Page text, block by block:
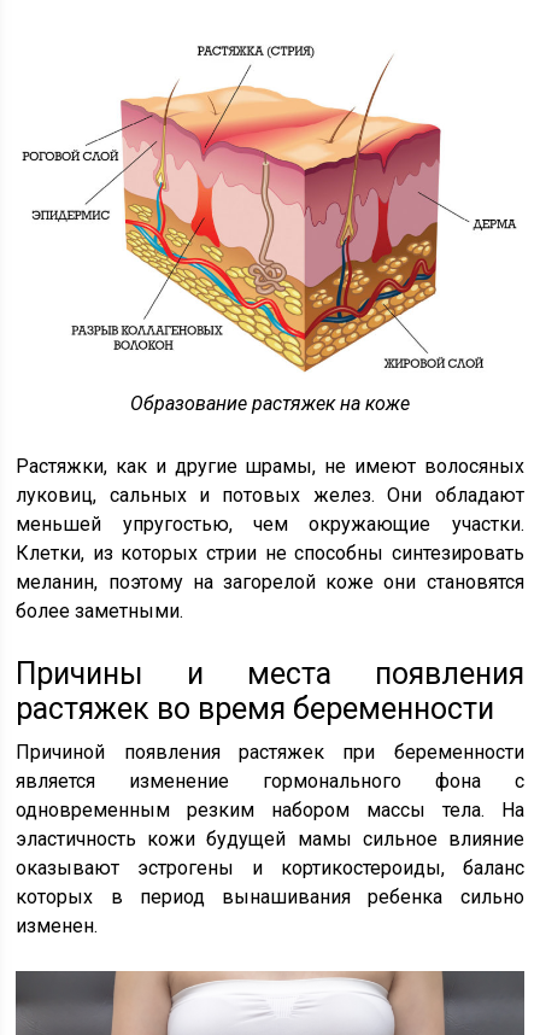
Образование растяжек на коже
Растяжки, как и другие шрамы, не имеют волосяных
луковиц, сальных и потовых желез. Они обладают
меньшей упругостью, чем окружающие участки.
Клетки, из которых стрии не способны синтезировать
меланин, поэтому на загорелой коже они становятся
более заметными.
Причины и места появления
растяжек во время беременности
Причиной появления растяжек при беременности
является изменение гормонального фона с
одновременным резким набором массы тела. На
эластичность кожи будущей мамы сильное влияние
оказывают эстрогены и кортикостероиды, баланс
которых в период вынашивания ребенка сильно
изменен.